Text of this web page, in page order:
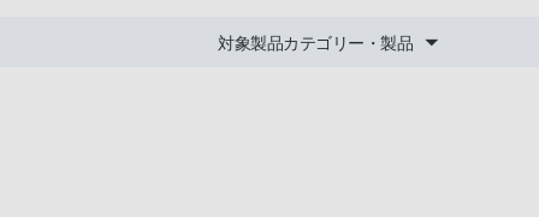
対象製品カテゴリー・製品